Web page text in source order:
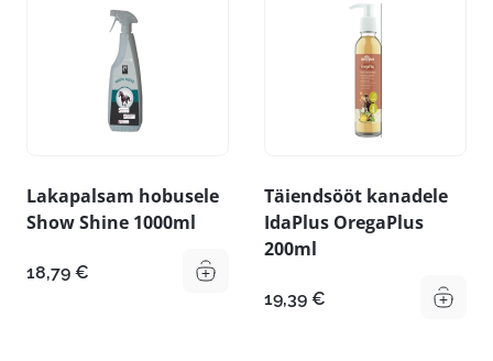
Lakapalsam hobusele
Show Shine 1000ml
18,79 €
Täiendsööt kanadele
IdaPlus OregaPlus
200ml
19,39 €